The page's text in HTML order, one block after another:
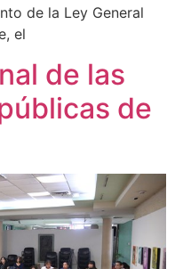
de la Ley General
el
de las
de